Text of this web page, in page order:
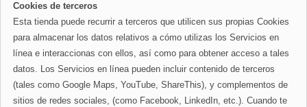
Cookies de terceros
Esta tienda puede recurrir a terceros que utilicen sus propias Cookies
para almacenar los datos relativos a cómo utilizas los Servicios en
línea e interaccionas con ellos, así como para obtener acceso a tales
datos. Los Servicios en línea pueden incluir contenido de terceros
(tales como Google Maps, YouTube, ShareThis), y complementos de
sitios de redes sociales, (como Facebook, LinkedIn, etc.). Cuando te